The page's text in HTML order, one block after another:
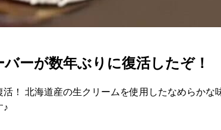
ーが数年ぶりに復活したぞ！
！ 北海道産の生クリームを使用したなめらか
♪